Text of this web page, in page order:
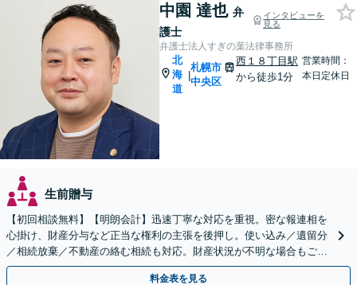
中園 達也 弁
護士
インタビューを
見る
弁護士法人すぎの葉法律事務所
北
海
道
|
札幌市
中央区
西１８丁目駅
から徒歩1分
営業時間：
本日定休日
生前贈与
【初回相談無料】【明朗会計】迅速丁寧な対応を重視。密な報連相を
心掛け、財産分与など正当な権利の主張を後押し。使い込み／遺留分
／相続放棄／不動産の絡む相続も対応。財産状況が不明な場合もご相
談ください【休日・夜間対応可能】
料金表を見る